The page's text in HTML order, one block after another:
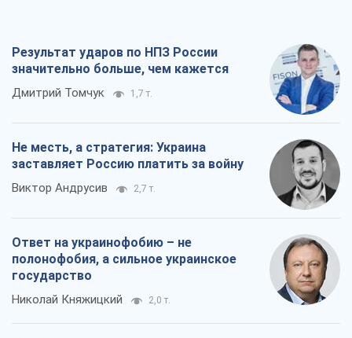
Результат ударов по НПЗ России
значительно больше, чем кажется
Дмитрий Томчук 1,7 т.
Не месть, а стратегия: Украина
заставляет Россию платить за войну
Виктор Андрусив 2,7 т.
Ответ на украинофобию – не
полонофобия, а сильное украинское
государство
Николай Княжицкий 2,0 т.